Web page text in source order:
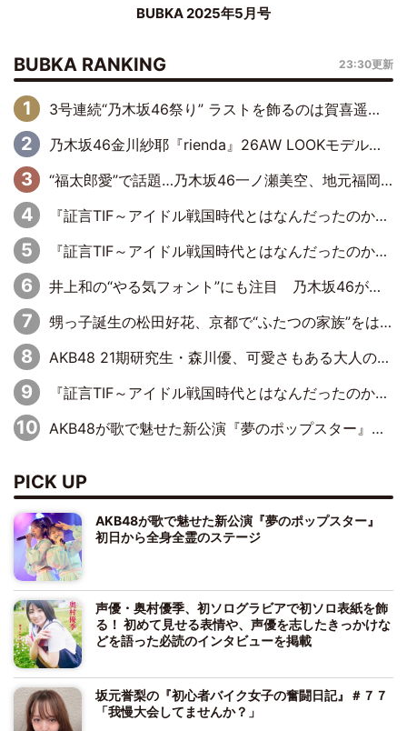
BUBKA 2025年5月号
BUBKA RANKING 23:30更新
3号連続“乃木坂46祭り” ラストを飾るのは賀喜遥香…5年ぶりの登場に「5年分大人になった私を見ていただけたら」
乃木坂46金川紗耶『rienda』26AW LOOKモデルに就任
“福太郎愛”で話題…乃木坂46一ノ瀬美空、地元福岡『めんべい25周年トップサポーター』に就任
『証言TIF～アイドル戦国時代とはなんだったのか～』第6回：でんぱ組.inc・古川未鈴×相沢梨紗「『ハロプロやりたかったな』って言ったら、夢眠ねむさんに『てめえはでんぱ組．incなんだよ！』って肩パンされて(笑)」
『証言TIF～アイドル戦国時代とはなんだったのか～』第11回：私立恵比寿中学・真山りか×安本彩花「TIFで10年ぶりのキョンシーメイクをしたら、場を完全に引かせてしまって。時代が変わったんだなって」
井上和の“やる気フォント”にも注目 乃木坂46が挑んだ書道パフォーマンスの舞台裏
甥っ子誕生の松田好花、京都で“ふたつの家族”をはしご！ “母”黒谷友香に見送られ、“父”松岡昌宏とはハシゴ酒
AKB48 21期研究生・森川優、可愛さもある大人の女性に
『証言TIF～アイドル戦国時代とはなんだったのか～』第10回：さくら学院・武藤彩未×飯田らうら「正直、中3で辞めるというのを信じてなくて。そう言われてはいたけど、嘘でしょって」
AKB48が歌で魅せた新公演『夢のポップスター』 初日から全身全霊のステージ
PICK UP
AKB48が歌で魅せた新公演『夢のポップスター』
初日から全身全霊のステージ
声優・奥村優季、初ソログラビアで初ソロ表紙を飾
る！ 初めて見せる表情や、声優を志したきっかけな
どを語った必読のインタビューを掲載
坂元誉梨の『初心者バイク女子の奮闘日記』＃７７
「我慢大会してませんか？」